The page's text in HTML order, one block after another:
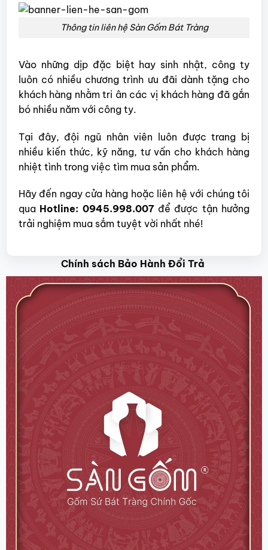
Thông tin liên hệ Sàn Gốm Bát Tràng
Vào những dịp đặc biệt hay sinh nhật, công ty
luôn có nhiều chương trình ưu đãi dành tặng cho
khách hàng nhằm tri ân các vị khách hàng đã gắn
bó nhiều năm với công ty.
Tại đây, đội ngũ nhân viên luôn được trang bị
nhiều kiến thức, kỹ năng, tư vấn cho khách hàng
nhiệt tình trong việc tìm mua sản phẩm.
Hãy đến ngay cửa hàng hoặc liên hệ với chúng tôi
qua Hotline: 0945.998.007để được tận hưởng
trải nghiệm mua sắm tuyệt vời nhất nhé!
Chính sách Bảo Hành Đổi Trả